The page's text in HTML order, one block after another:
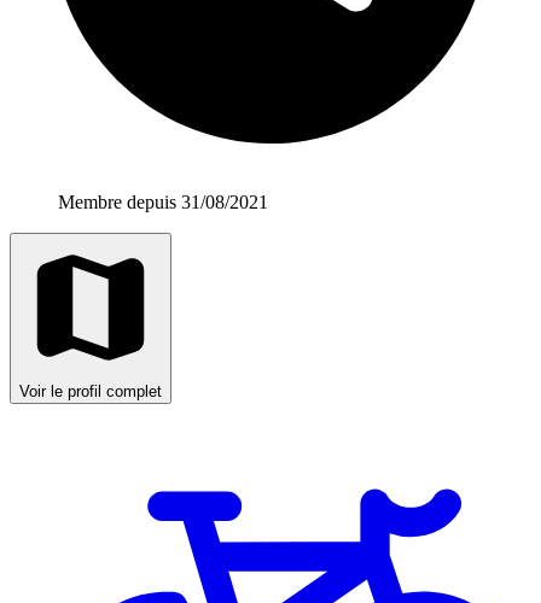
Membre depuis 31/08/2021
Voir le profil complet